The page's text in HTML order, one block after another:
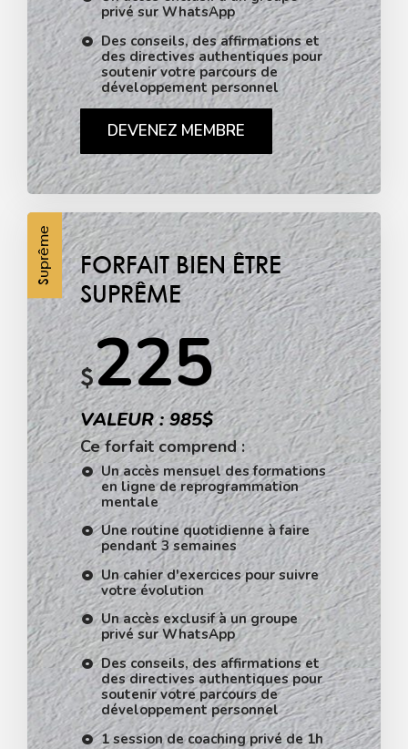
privé sur WhatsApp
Des conseils, des affirmations et
des directives authentiques pour
soutenir votre parcours de
développement personnel
DEVENEZ MEMBRE
Suprême
FORFAIT BIEN ÊTRE
SUPRÊME
$225
VALEUR : 985$
Ce forfait comprend :
Un accès mensuel des formations
en ligne de reprogrammation
mentale
Une routine quotidienne à faire
pendant 3 semaines
Un cahier d'exercices pour suivre
votre évolution
Un accès exclusif à un groupe
privé sur WhatsApp
Des conseils, des affirmations et
des directives authentiques pour
soutenir votre parcours de
développement personnel
1 session de coaching privé de 1h